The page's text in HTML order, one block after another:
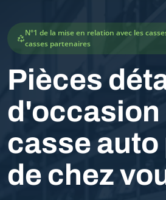
N°1 de la mise en relation avec les
casses partenaires
Pièces
d'occasion
casse auto
de chez